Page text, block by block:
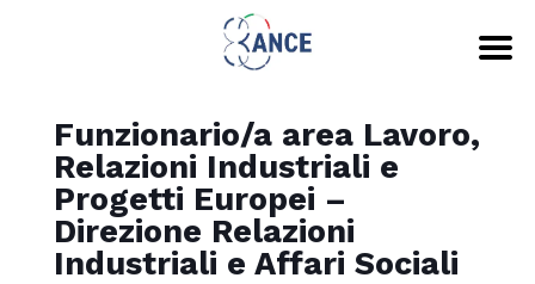
Funzionario/a area Lavoro,
Relazioni Industriali e
Progetti Europei –
Direzione Relazioni
Industriali e Affari Sociali